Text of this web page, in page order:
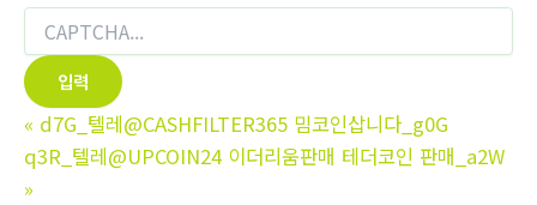
« d7G_텔레@CASHFILTER365 밈코인삽니다_g0G
q3R_텔레@UPCOIN24 이더리움판매 테더코인 판매_a2W
»